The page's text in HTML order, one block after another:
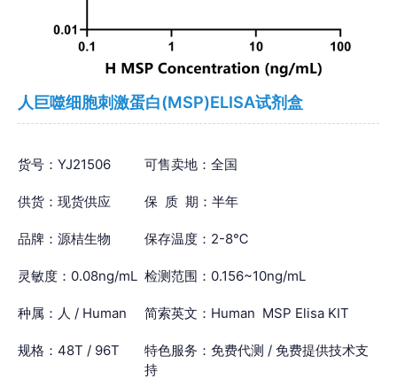
人巨噬细胞刺激蛋白(MSP)ELISA试剂盒
货号：YJ21506 可售卖地：全国
供货：现货供应 保 质 期：半年
品牌：源桔生物 保存温度：2-8℃
灵敏度：0.08ng/mL 检测范围：0.156~10ng/mL
种属：人 / Human 简索英文：Human MSP Elisa KIT
规格：48T / 96T
特色服务：免费代测 / 免费提供技术支
持